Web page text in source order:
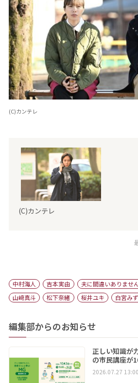
(C)カンテレ
(C)カンテレ
中村海人 吉本実由 夫に間違いありませ
山﨑真斗
松下奈緒 桜井ユキ 白宮み
編集部からのお知らせ
正しい知識が
の市民講座が
2026.07.27 13:00